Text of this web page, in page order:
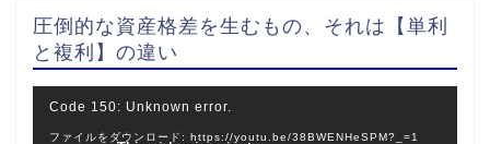
圧倒的な資産格差を生むもの、それは【単利
と複利】の違い
Code 150: Unknown error.
ファイルをダウンロード: https://youtu.be/38BWENHeSPM?_=1